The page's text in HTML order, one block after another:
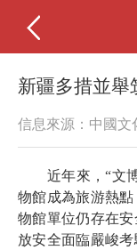
新疆多措並舉
信息來源：中國文
近年來，“文博
物館成為旅游熱
物館單位仍存在
放安全面臨嚴峻